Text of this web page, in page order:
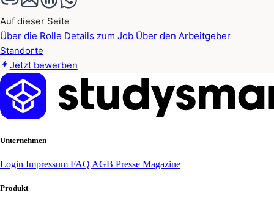
Auf dieser Seite
Über die Rolle Details zum Job Über den Arbeitgeber
Standorte
Jetzt bewerben
Unternehmen
Login Impressum FAQ AGB Presse Magazine
Produkt